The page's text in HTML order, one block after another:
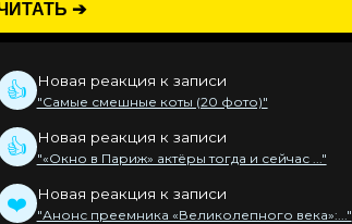
➔
👍 Новая реакция к записи
"Самые смешные коты (20 фото)"
👍 Новая реакция к записи
"«Окно в Париж» актёры тогда и сейчас ..."
❤️ Новая реакция к записи
"Анонс преемника «Великолепного века»:..."